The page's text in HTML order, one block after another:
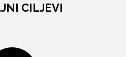
CILJEVI